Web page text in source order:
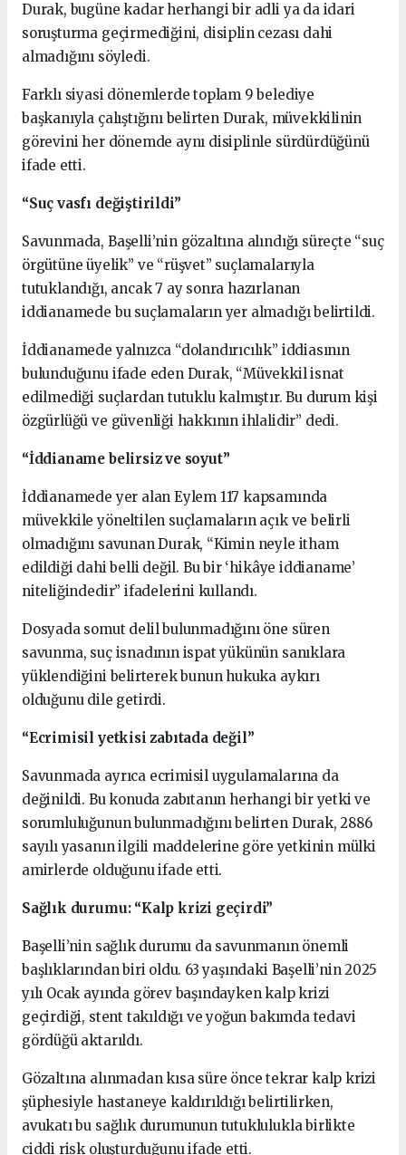
Durak, bugüne kadar herhangi bir adli ya da idari
soruşturma geçirmediğini, disiplin cezası dahi
almadığını söyledi.
Farklı siyasi dönemlerde toplam 9 belediye
başkanıyla çalıştığını belirten Durak, müvekkilinin
görevini her dönemde aynı disiplinle sürdürdüğünü
ifade etti.
“Suç vasfı değiştirildi”
Savunmada, Başelli’nin gözaltına alındığı süreçte “suç
örgütüne üyelik” ve “rüşvet” suçlamalarıyla
tutuklandığı, ancak 7 ay sonra hazırlanan
iddianamede bu suçlamaların yer almadığı belirtildi.
İddianamede yalnızca “dolandırıcılık” iddiasının
bulunduğunu ifade eden Durak, “Müvekkil isnat
edilmediği suçlardan tutuklu kalmıştır. Bu durum kişi
özgürlüğü ve güvenliği hakkının ihlalidir” dedi.
“İddianame belirsiz ve soyut”
İddianamede yer alan Eylem 117 kapsamında
müvekkile yöneltilen suçlamaların açık ve belirli
olmadığını savunan Durak, “Kimin neyle itham
edildiği dahi belli değil. Bu bir ‘hikâye iddianame’
niteliğindedir” ifadelerini kullandı.
Dosyada somut delil bulunmadığını öne süren
savunma, suç isnadının ispat yükünün sanıklara
yüklendiğini belirterek bunun hukuka aykırı
olduğunu dile getirdi.
“Ecrimisil yetkisi zabıtada değil”
Savunmada ayrıca ecrimisil uygulamalarına da
değinildi. Bu konuda zabıtanın herhangi bir yetki ve
sorumluluğunun bulunmadığını belirten Durak, 2886
sayılı yasanın ilgili maddelerine göre yetkinin mülki
amirlerde olduğunu ifade etti.
Sağlık durumu: “Kalp krizi geçirdi”
Başelli’nin sağlık durumu da savunmanın önemli
başlıklarından biri oldu. 63 yaşındaki Başelli’nin 2025
yılı Ocak ayında görev başındayken kalp krizi
geçirdiği, stent takıldığı ve yoğun bakımda tedavi
gördüğü aktarıldı.
Gözaltına alınmadan kısa süre önce tekrar kalp krizi
şüphesiyle hastaneye kaldırıldığı belirtilirken,
avukatı bu sağlık durumunun tutuklulukla birlikte
ciddi risk oluşturduğunu ifade etti.